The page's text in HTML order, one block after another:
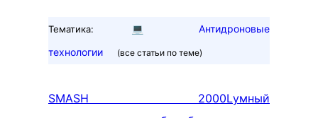
Тематика: 💻
Антидроновые
технологии
(все статьи по теме)
SMASH 2000Lумный